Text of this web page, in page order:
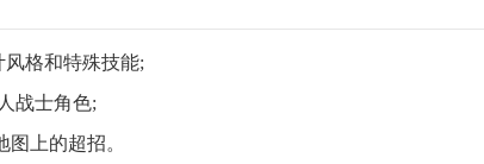
格和特殊技能;
战士角色;
上的超招。